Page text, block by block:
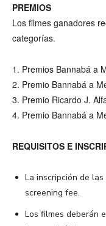
PREMIOS
Los filmes ganadores
categorías.
1. Premios Bannabá a
2. Premio Bannabá a
3. Premio Ricardo J.
4. Premio Bannabá a
REQUISITOS E
La inscripción de
screening fee.
Los filmes deberán